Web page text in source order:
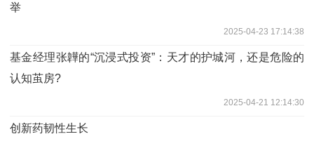
举
2025-04-23 17:14:38
基金经理张韡的“沉浸式投资”：天才的护城河，还是危险的
认知茧房?
2025-04-21 12:14:30
创新药韧性生长